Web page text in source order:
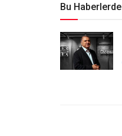
Bu Haberlerde